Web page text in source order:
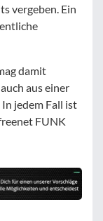
vergeben. Ein
damit
aus einer
jedem Fall ist
FUNK